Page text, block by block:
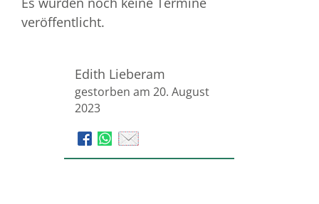
veröffentlicht.
Edith Lieberam
gestorben am 20. August
2023